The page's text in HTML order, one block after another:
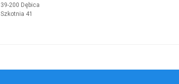
39-200 Dębica
Szkotnia 41